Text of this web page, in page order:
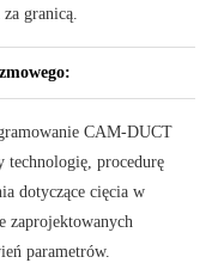
za granicą.
CAM-DUCT
technologię, procedurę
dotyczące cięcia w
zaprojektowanych
parametrów.